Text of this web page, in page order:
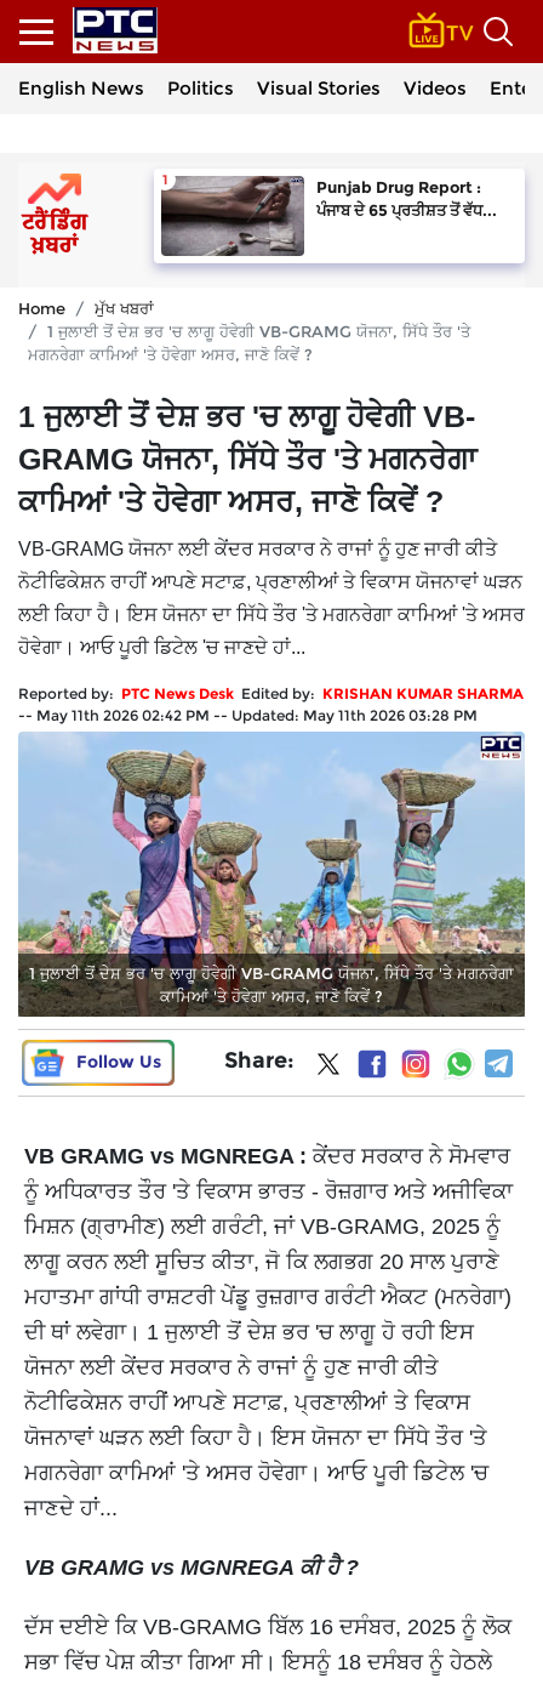
English News Politics Visual Stories Videos
Punjab Drug Report :
ਪੰਜਾਬ ਦੇ 65 ਪ੍ਰਤੀਸ਼ਤ ਤੋਂ ਵੱਧ...
Home
ਮੁੱਖ ਖਬਰਾਂ
1 ਜੁਲਾਈ ਤੋਂ ਦੇਸ਼ ਭਰ 'ਚ ਲਾਗੂ ਹੋਵੇਗੀ VB-GRAMG ਯੋਜਨਾ, ਸਿੱਧੇ ਤੌਰ 'ਤੇ
ਮਗਨਰੇਗਾ ਕਾਮਿਆਂ 'ਤੇ ਹੋਵੇਗਾ ਅਸਰ, ਜਾਣੋ ਕਿਵੇਂ ?
1 ਜੁਲਾਈ ਤੋਂ ਦੇਸ਼ ਭਰ 'ਚ ਲਾਗੂ ਹੋਵੇਗੀ VB-
GRAMG ਯੋਜਨਾ, ਸਿੱਧੇ ਤੌਰ 'ਤੇ ਮਗਨਰੇਗਾ
ਕਾਮਿਆਂ 'ਤੇ ਹੋਵੇਗਾ ਅਸਰ, ਜਾਣੋ ਕਿਵੇਂ ?
VB-GRAMG ਯੋਜਨਾ ਲਈ ਕੇਂਦਰ ਸਰਕਾਰ ਨੇ ਰਾਜਾਂ ਨੂੰ ਹੁਣ ਜਾਰੀ ਕੀਤੇ
ਨੋਟੀਫਿਕੇਸ਼ਨ ਰਾਹੀਂ ਆਪਣੇ ਸਟਾਫ਼, ਪ੍ਰਣਾਲੀਆਂ ਤੇ ਵਿਕਾਸ ਯੋਜਨਾਵਾਂ ਘੜਨ
ਲਈ ਕਿਹਾ ਹੈ। ਇਸ ਯੋਜਨਾ ਦਾ ਸਿੱਧੇ ਤੌਰ 'ਤੇ ਮਗਨਰੇਗਾ ਕਾਮਿਆਂ 'ਤੇ ਅਸਰ
ਹੋਵੇਗਾ। ਆਓ ਪੂਰੀ ਡਿਟੇਲ 'ਚ ਜਾਣਦੇ ਹਾਂ...
Reported by: PTC News Desk Edited by: KRISHAN KUMAR SHARMA
-- May 11th 2026 02:42 PM -- Updated: May 11th 2026 03:28 PM
1 ਜੁਲਾਈ ਤੋਂ ਦੇਸ਼ ਭਰ 'ਚ ਲਾਗੂ ਹੋਵੇਗੀ VB-GRAMG ਯੋਜਨਾ, ਸਿੱਧੇ ਤੌਰ 'ਤੇ ਮਗਨਰੇਗਾ
ਕਾਮਿਆਂ 'ਤੇ ਹੋਵੇਗਾ ਅਸਰ, ਜਾਣੋ ਕਿਵੇਂ ?
Follow Us Share:
VB GRAMG vs MGNREGA : ਕੇਂਦਰ ਸਰਕਾਰ ਨੇ ਸੋਮਵਾਰ
ਨੂੰ ਅਧਿਕਾਰਤ ਤੌਰ 'ਤੇ ਵਿਕਾਸ ਭਾਰਤ - ਰੋਜ਼ਗਾਰ ਅਤੇ ਅਜੀਵਿਕਾ
ਮਿਸ਼ਨ (ਗ੍ਰਾਮੀਣ) ਲਈ ਗਰੰਟੀ, ਜਾਂ VB-GRAMG, 2025 ਨੂੰ
ਲਾਗੂ ਕਰਨ ਲਈ ਸੂਚਿਤ ਕੀਤਾ, ਜੋ ਕਿ ਲਗਭਗ 20 ਸਾਲ ਪੁਰਾਣੇ
ਮਹਾਤਮਾ ਗਾਂਧੀ ਰਾਸ਼ਟਰੀ ਪੇਂਡੂ ਰੁਜ਼ਗਾਰ ਗਰੰਟੀ ਐਕਟ (ਮਨਰੇਗਾ)
ਦੀ ਥਾਂ ਲਵੇਗਾ। 1 ਜੁਲਾਈ ਤੋਂ ਦੇਸ਼ ਭਰ 'ਚ ਲਾਗੂ ਹੋ ਰਹੀ ਇਸ
ਯੋਜਨਾ ਲਈ ਕੇਂਦਰ ਸਰਕਾਰ ਨੇ ਰਾਜਾਂ ਨੂੰ ਹੁਣ ਜਾਰੀ ਕੀਤੇ
ਨੋਟੀਫਿਕੇਸ਼ਨ ਰਾਹੀਂ ਆਪਣੇ ਸਟਾਫ਼, ਪ੍ਰਣਾਲੀਆਂ ਤੇ ਵਿਕਾਸ
ਯੋਜਨਾਵਾਂ ਘੜਨ ਲਈ ਕਿਹਾ ਹੈ। ਇਸ ਯੋਜਨਾ ਦਾ ਸਿੱਧੇ ਤੌਰ 'ਤੇ
ਮਗਨਰੇਗਾ ਕਾਮਿਆਂ 'ਤੇ ਅਸਰ ਹੋਵੇਗਾ। ਆਓ ਪੂਰੀ ਡਿਟੇਲ 'ਚ
ਜਾਣਦੇ ਹਾਂ...
VB GRAMG vs MGNREGA ਕੀ ਹੈ ?
ਦੱਸ ਦਈਏ ਕਿ VB-GRAMG ਬਿੱਲ 16 ਦਸੰਬਰ, 2025 ਨੂੰ ਲੋਕ
ਸਭਾ ਵਿੱਚ ਪੇਸ਼ ਕੀਤਾ ਗਿਆ ਸੀ। ਇਸਨੂੰ 18 ਦਸੰਬਰ ਨੂੰ ਹੇਠਲੇ